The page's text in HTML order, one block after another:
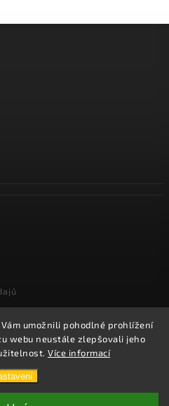
Vám umožnili pohodlné prohlížení
webu neustále zlepšovali jeho
Více informací
. Všechna práva vyhrazena.